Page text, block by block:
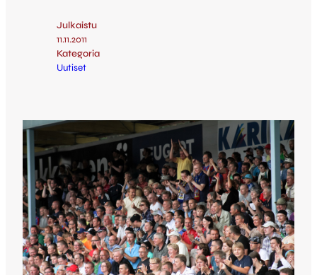
Julkaistu
11.11.2011
Kategoria
Uutiset